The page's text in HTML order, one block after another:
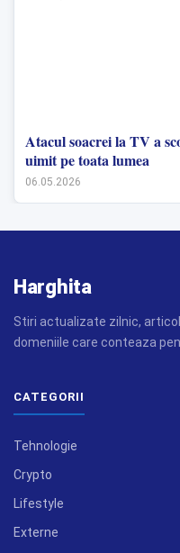
Atacul soacrei la TV a
uimit pe toata lumea
06.05.2026
Harghita
Stiri actualizate zilnic,
domeniile care conteaza
CATEGORII
Tehnologie
Crypto
Lifestyle
Externe